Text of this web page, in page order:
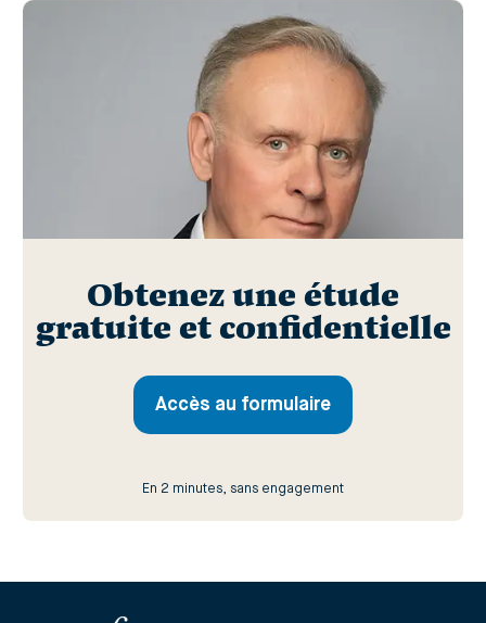
Obtenez une étude
gratuite et confidentielle
Accès au formulaire
En 2 minutes, sans engagement